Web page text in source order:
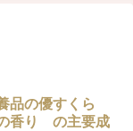
品の優すくら
香り の主要成